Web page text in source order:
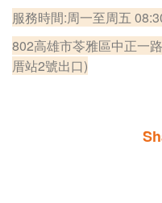
服務時間:周一至周五
802高雄市苓雅區中正一
厝站2號出口)